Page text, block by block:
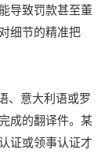
导致罚款甚至董
细节的精准把
意大利语或罗
成的翻译件。某
证或领事认证才